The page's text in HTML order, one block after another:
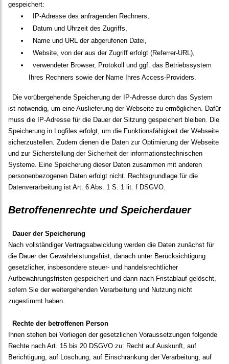
gespeichert:
IP-Adresse des anfragenden Rechners,
Datum und Uhrzeit des Zugriffs,
Name und URL der abgerufenen Datei,
Website, von der aus der Zugriff erfolgt (Referrer-URL),
verwendeter Browser, Protokoll und ggf. das Betriebssystem
Ihres Rechners sowie der Name Ihres Access-Providers.
Die vorübergehende Speicherung der IP-Adresse durch das System
ist notwendig, um eine Auslieferung der Webseite zu ermöglichen. Dafür
muss die IP-Adresse für die Dauer der Sitzung gespeichert bleiben. Die
Speicherung in Logfiles erfolgt, um die Funktionsfähigkeit der Webseite
sicherzustellen. Zudem dienen die Daten zur Optimierung der Webseite
und zur Sicherstellung der Sicherheit der informationstechnischen
Systeme. Eine Speicherung dieser Daten zusammen mit anderen
personenbezogenen Daten erfolgt nicht. Rechtsgrundlage für die
Datenverarbeitung ist Art. 6 Abs. 1 S. 1 lit. f DSGVO.
Betroffenenrechte und Speicherdauer
Dauer der Speicherung
Nach vollständiger Vertragsabwicklung werden die Daten zunächst für
die Dauer der Gewährleistungsfrist, danach unter Berücksichtigung
gesetzlicher, insbesondere steuer- und handelsrechtlicher
Aufbewahrungsfristen gespeichert und dann nach Fristablauf gelöscht,
sofern Sie der weitergehenden Verarbeitung und Nutzung nicht
zugestimmt haben.
Rechte der betroffenen Person
Ihnen stehen bei Vorliegen der gesetzlichen Voraussetzungen folgende
Rechte nach Art. 15 bis 20 DSGVO zu: Recht auf Auskunft, auf
Berichtigung, auf Löschung, auf Einschränkung der Verarbeitung, auf